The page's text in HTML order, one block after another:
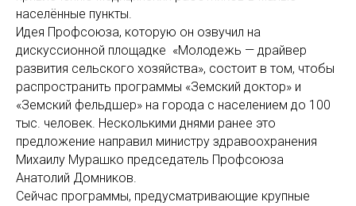
населённые пункты.
Идея Профсоюза, которую он озвучил на
дискуссионной площадке «Молодежь — драйвер
развития сельского хозяйства», состоит в том, чтобы
распространить программы «Земский доктор» и
«Земский фельдшер» на города с населением до 100
тыс. человек. Несколькими днями ранее это
предложение направил министру здравоохранения
Михаилу Мурашко председатель Профсоюза
Анатолий Домников.
Сейчас программы, предусматривающие крупные